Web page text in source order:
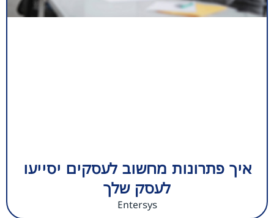
איך פתרונות מחשוב לעסקים יסייעו
לעסק שלך
Entersys